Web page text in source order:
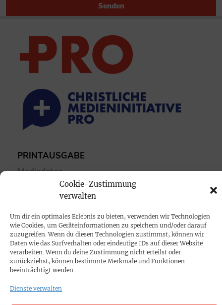
Cookie-Zustimmung
verwalten
Um dir ein optimales Erlebnis zu bieten, verwenden wir Technologien
wie Cookies, um Geräteinformationen zu speichern und/oder darauf
zuzugreifen. Wenn du diesen Technologien zustimmst, können wir
Daten wie das Surfverhalten oder eindeutige IDs auf dieser Website
verarbeiten. Wenn du deine Zustimmung nicht erteilst oder
zurückziehst, können bestimmte Merkmale und Funktionen
beeinträchtigt werden.
Dienste verwalten
Senden
PRINTAUSGABE
Mediadaten
PROKOMPAKT
Impressum
SPENDEN
Datenschutz
KONTAKT